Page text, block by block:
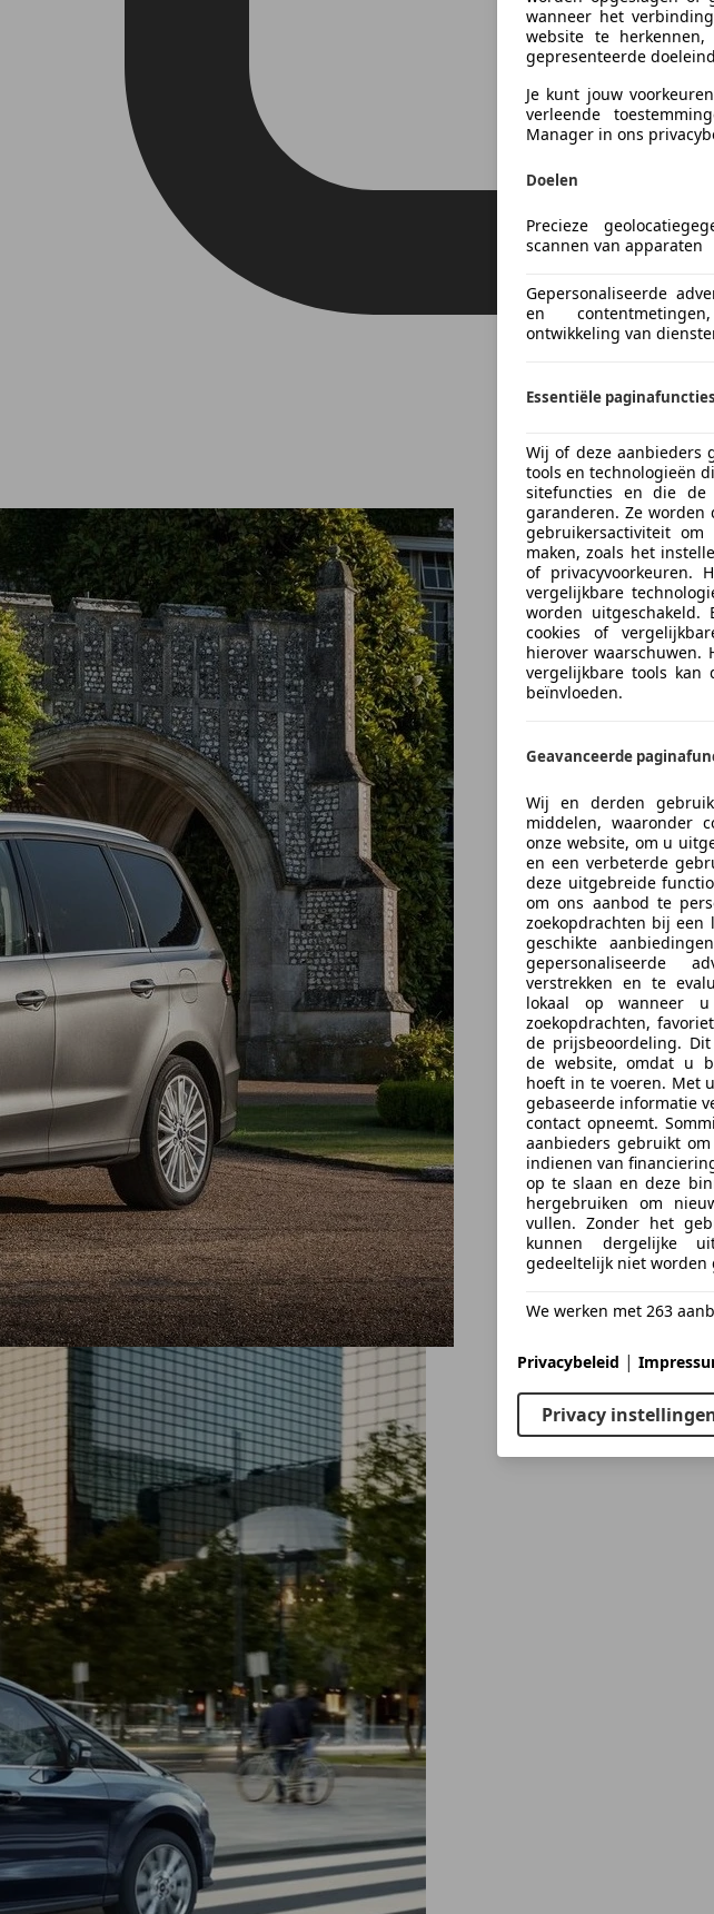
wanneer het
website te
gepresenteerde
Je kunt jouw
verleende
Manager in ons
Doelen
Precieze
scannen van apparaten
Gepersonaliseerde
en
ontwikkeling van
Essentiële paginafuncties
Wij of deze aanbieders
tools en technologieën
sitefuncties en die de
garanderen. Ze worden
gebruikersactiviteit
maken, zoals het
of privacyvoorkeuren.
vergelijkbare
worden uitgeschakeld.
cookies of
hierover waarschuwen.
vergelijkbare tools
beïnvloeden.
Geavanceerde
Wij en derden
middelen, waaronder
onze website, om u
en een verbeterde
deze uitgebreide
om ons aanbod te
zoekopdrachten bij een
geschikte
gepersonaliseerde
verstrekken en te
lokaal op wanneer
zoekopdrachten,
de prijsbeoordeling.
de website, omdat u
hoeft in te voeren. Met
gebaseerde informatie
contact opneemt.
aanbieders gebruikt
indienen van
op te slaan en deze
hergebruiken om
vullen. Zonder het
kunnen dergelijke
gedeeltelijk niet worden
We werken met 263
Privacybeleid |
Privacy